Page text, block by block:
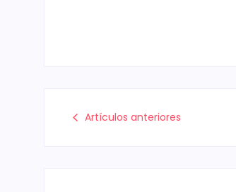
Artículos anteriores